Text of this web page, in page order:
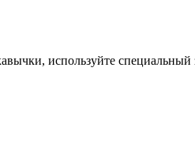
используйте специальный